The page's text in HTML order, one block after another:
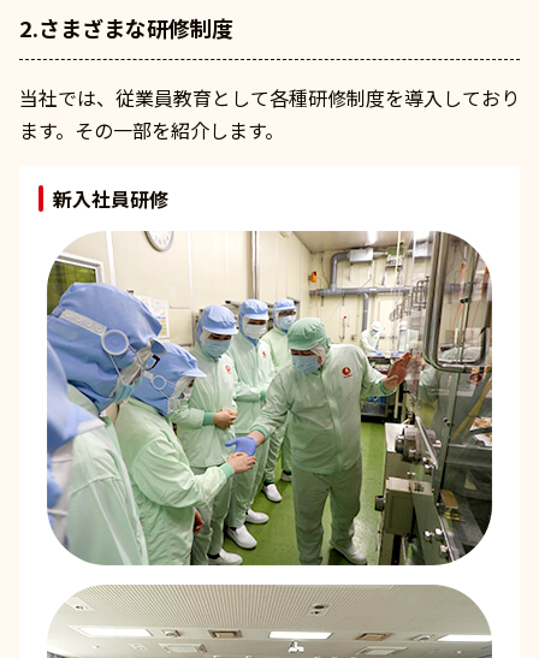
2.さまざまな研修制度
当社では、従業員教育として各種研修制度を導入しており
ます。その一部を紹介します。
新入社員研修